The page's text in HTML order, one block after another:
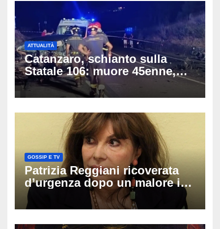
ATTUALITÀ
Catanzaro, schianto sulla
Statale 106: muore 45enne,
coinvolti un’auto, un suv e
una moto
GOSSIP E TV
Patrizia Reggiani ricoverata
d’urgenza dopo un malore in
vacanza: come sta oggi l’ex
Lady Gucci